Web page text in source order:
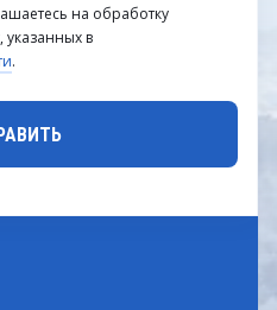
на обработку
указанных в
.